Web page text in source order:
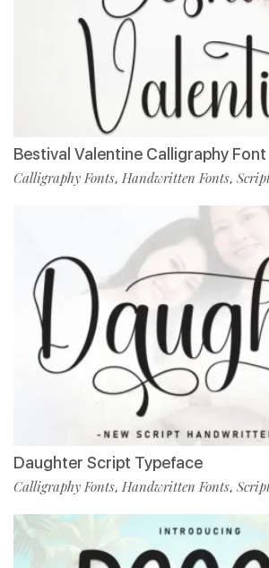
Bestival Valentine Calligraphy Font
Calligraphy Fonts, Handwritten Fonts,
Daughter Script Typeface
Calligraphy Fonts, Handwritten Fonts,